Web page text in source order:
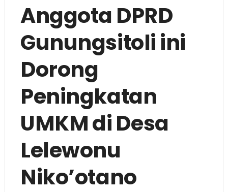
Anggota DPRD
Gunungsitoli ini
Dorong
Peningkatan
UMKM di Desa
Lelewonu
Niko’otano